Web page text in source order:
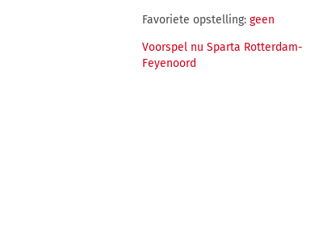
Favoriete opstelling: geen
Voorspel nu Sparta Rotterdam-
Feyenoord